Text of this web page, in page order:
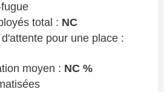
total : NC
pour une place :
moyen : NC %